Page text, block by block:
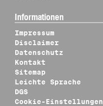
Informationen
Impressum
Disclaimer
Datenschutz
Kontakt
Sitemap
Leichte Sprache
DGS
Cookie-Einstellungen